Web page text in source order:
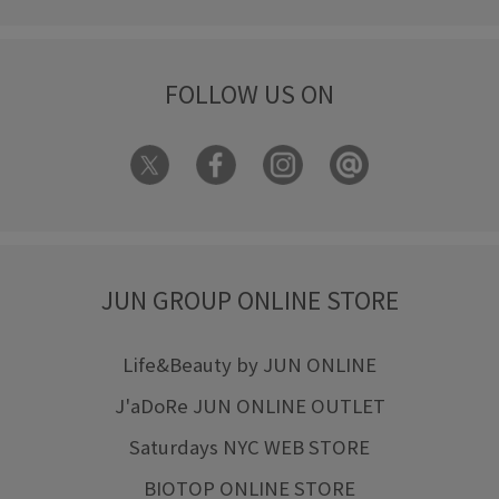
FOLLOW US ON
JUN GROUP ONLINE STORE
Life&Beauty by JUN ONLINE
J'aDoRe JUN ONLINE OUTLET
Saturdays NYC WEB STORE
BIOTOP ONLINE STORE